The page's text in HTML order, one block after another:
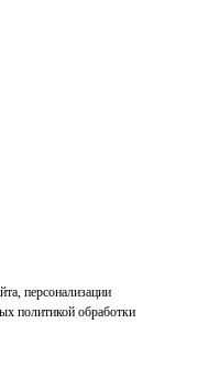
персонализации
политикой обработки